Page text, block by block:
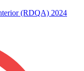
(RDQA) 2024